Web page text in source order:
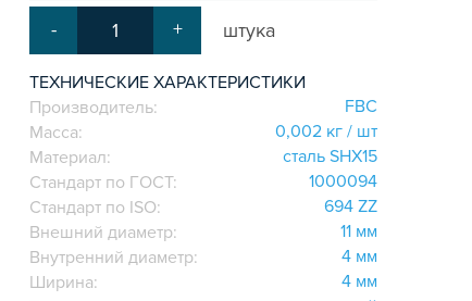
- + штука
ТЕХНИЧЕСКИЕ ХАРАКТЕРИСТИКИ
Производитель:
FBC
Масса:
0,002 кг / шт
Материал:
сталь SHX15
Стандарт по ГОСТ:
1000094
Стандарт по ISO:
694 ZZ
Внешний диаметр:
11 мм
Внутренний диаметр:
4 мм
Ширина:
4 мм